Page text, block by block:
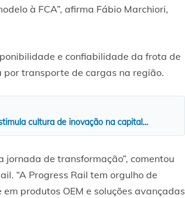
à FCA”, afirma Fábio Marchiori,
e confiabilidade da frota de
por transporte de cargas na região.
cultura de inovação na capital…
jornada de transformação”, comentou
“A Progress Rail tem orgulho de
produtos OEM e soluções avançadas